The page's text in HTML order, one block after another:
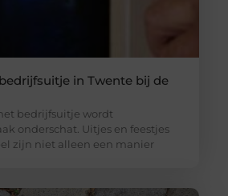
in Twente bij de
bedrijfsuitje wordt
onderschat. Uitjes en feestjes
zijn niet alleen een manier